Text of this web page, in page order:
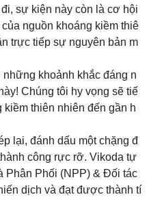
sự kiện này còn là cơ hội
nguồn khoáng kiềm thiê
trực tiếp sự nguyên bản m
khoảnh khắc đáng n
Chúng tôi hy vọng sẽ tiế
kiềm thiên nhiên đến gần h
lại, đánh dấu một chặng đ
công rực rỡ. Vikoda tự
Phân Phối (NPP) & Đối tác
dịch và đạt được thành tí